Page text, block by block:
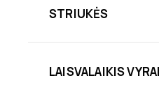
STRIUKĖS
LAISVALAIKIS